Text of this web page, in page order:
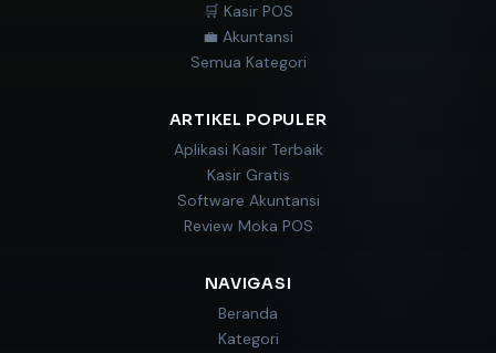
🛒 Kasir POS
💼 Akuntansi
Semua Kategori
ARTIKEL POPULER
Aplikasi Kasir Terbaik
Kasir Gratis
Software Akuntansi
Review Moka POS
NAVIGASI
Beranda
Kategori